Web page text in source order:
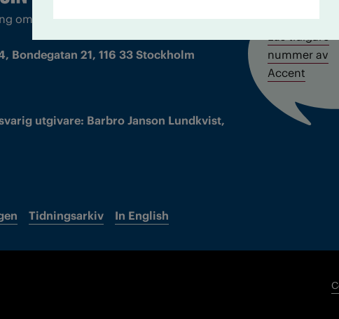
om droger och nykterhet
Bondegatan 21, 116 33 Stockholm
utgivare: Barbro Janson Lundkvist,
Tidningsarkiv In English
Läs tidigare
nummer av
Accent